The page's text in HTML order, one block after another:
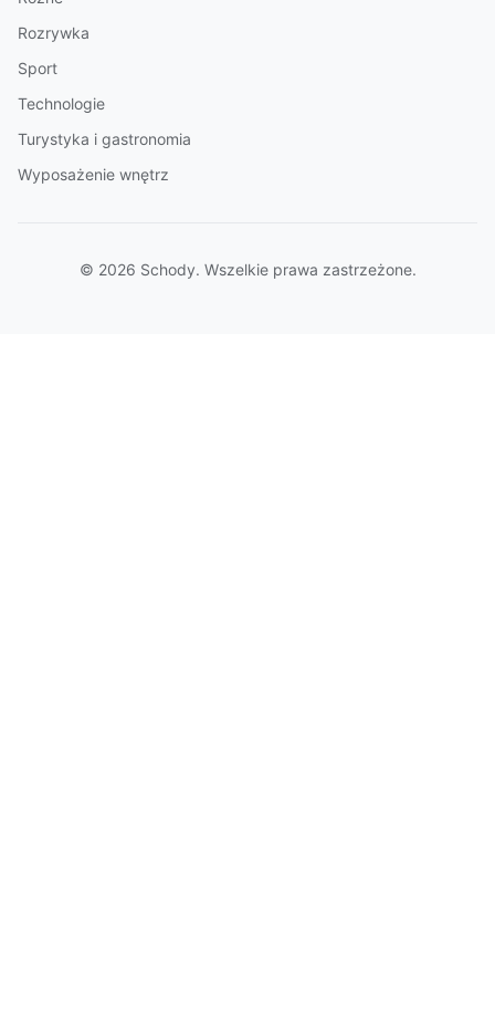
Rozrywka
Sport
Technologie
Turystyka i gastronomia
Wyposażenie wnętrz
© 2026 Schody. Wszelkie prawa zastrzeżone.